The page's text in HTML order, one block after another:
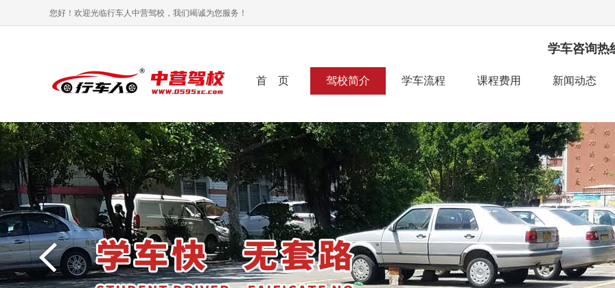
您好！欢迎光临行车人中营驾校，我们竭诚为您服务！
首 页 驾校简介 学车流程 课程费用 新闻动态
学车咨询热